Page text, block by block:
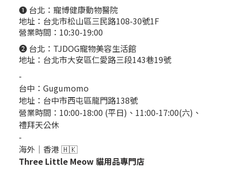
❶ 台北： 寵博健康動物醫院
地址：台北市松山區三民路108-30號1F
營業時間：10:30-19:00
❷ 台北： TJDOG寵物美容生活館
地址：台北市大安區仁愛路三段143巷19號
-
台中： Gugumomo
地址： 台中市西屯區龍門路138號
營業時間：10:00-18:00 (平日)、11:00-17:00(六)、
禮拜天公休
-
海外｜香港 🇭🇰
Three Little Meow 貓用品專門店